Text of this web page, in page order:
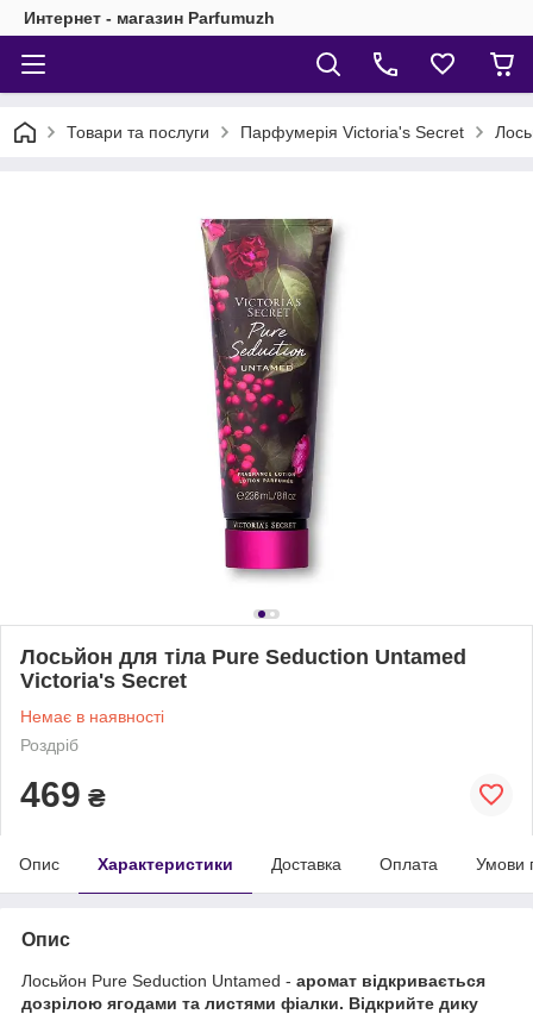
Интернет - магазин Parfumuzh
Товари та послуги Парфумерія Victoria's Secret
Лосьйон для тіла Pure Seduction Untamed
Victoria's Secret
Немає в наявності
Роздріб
469 ₴
Опис Характеристики Доставка Оплата Умови
Опис
Лосьйон Pure Seduction Untamed - аромат відкривається
дозрілою ягодами та листями фіалки. Відкрийте дику